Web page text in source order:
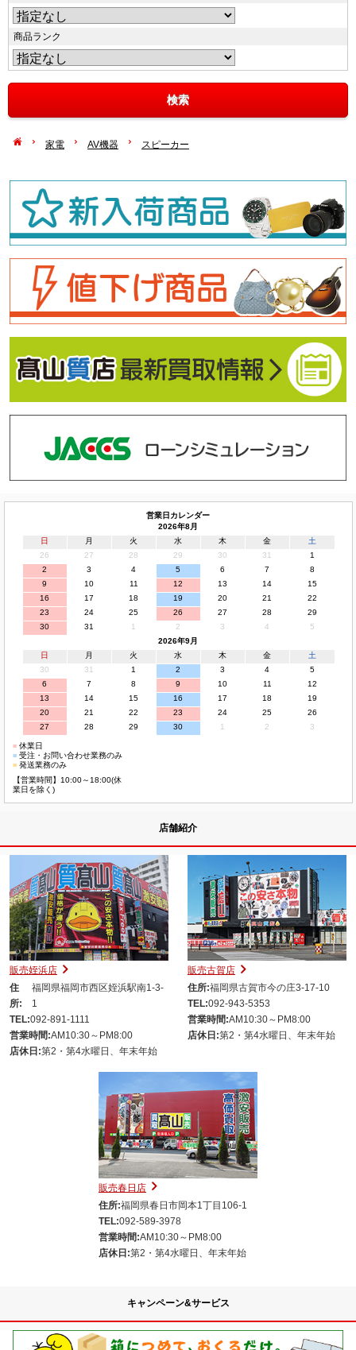
商品ランク
家電 AV機器 スピーカー
営業日カレンダー
2026年8月
日
月 火 水 木 金
土
26
27 28 29 30 31
1
2
3 4 5 6 7
8
9
10 11 12 13 14
15
16
17 18 19 20 21
22
23
24 25 26 27 28
29
30
31 1 2 3 4
5
2026年9月
日
月 火 水 木 金
土
30
31 1 2 3 4
5
6
7 8 9 10 11
12
13
14 15 16 17 18
19
20
21 22 23 24 25
26
27
28 29 30 1 2 3
■休業日
■受注・お問い合わせ業務のみ
■発送業務のみ
【営業時間】10:00～18:00(休
業日を除く)
店舗紹介
販売姪浜店
住
所:
福岡県福岡市西区姪浜駅南1-3-
1
TEL:092-891-1111
営業時間:AM10:30～PM8:00
店休日:第2・第4水曜日、年末年始
販売古賀店
住所:福岡県古賀市今の庄3-17-10
TEL:092-943-5353
営業時間:AM10:30～PM8:00
店休日:第2・第4水曜日、年末年始
販売春日店
住所:福岡県春日市岡本1丁目106-1
TEL:092-589-3978
営業時間:AM10:30～PM8:00
店休日:第2・第4水曜日、年末年始
キャンペーン&サービス